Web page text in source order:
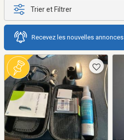
Trier et Filtrer
Recevez les nouvelles annonces